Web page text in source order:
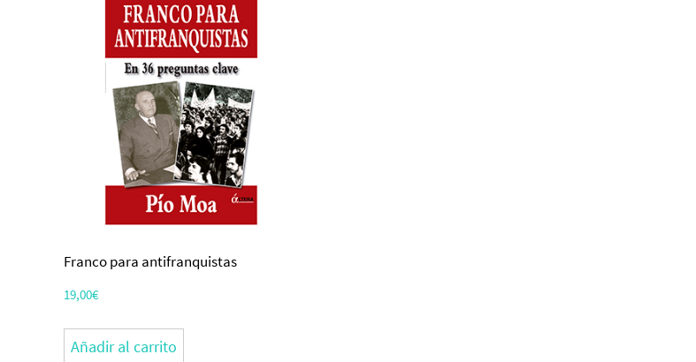
Franco para antifranquistas
19,00€
Añadir al carrito